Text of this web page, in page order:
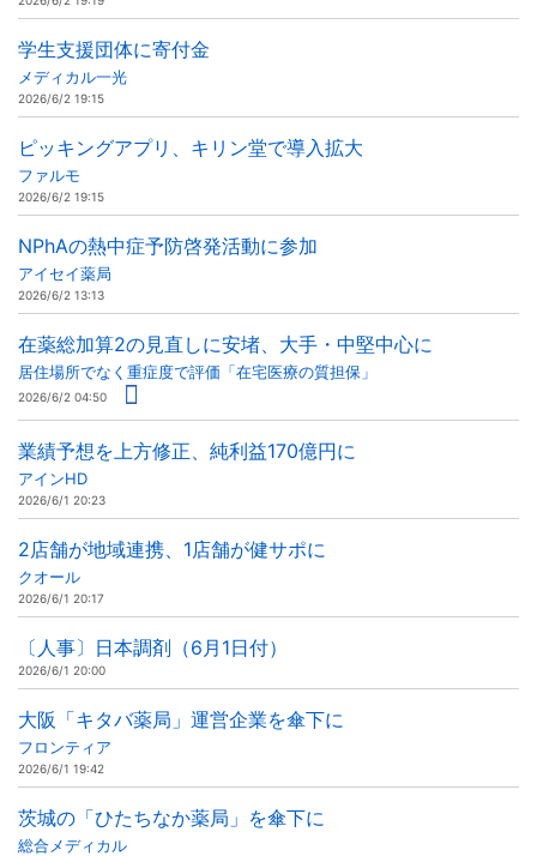
学生支援団体に寄付金
メディカル一光
2026/6/2 19:15
ピッキングアプリ、キリン堂で導入拡大
ファルモ
2026/6/2 19:15
NPhAの熱中症予防啓発活動に参加
アイセイ薬局
2026/6/2 13:13
在薬総加算2の見直しに安堵、大手・中堅中心に
居住場所でなく重症度で評価「在宅医療の質担保」
2026/6/2 04:50
業績予想を上方修正、純利益170億円に
アインHD
2026/6/1 20:23
2店舗が地域連携、1店舗が健サポに
クオール
2026/6/1 20:17
〔人事〕日本調剤（6月1日付）
2026/6/1 20:00
大阪「キタバ薬局」運営企業を傘下に
フロンティア
2026/6/1 19:42
茨城の「ひたちなか薬局」を傘下に
総合メディカル